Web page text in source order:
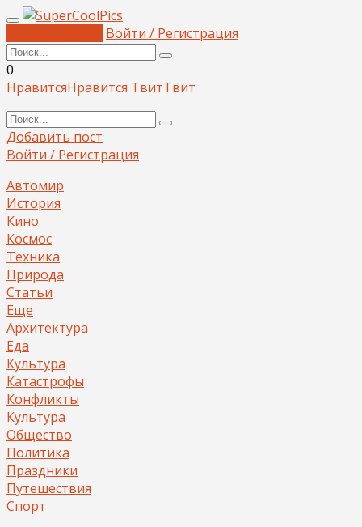
Войти / Регистрация
0
НравитсяНравится ТвитТвит
Добавить пост
Войти / Регистрация
Автомир
История
Кино
Космос
Техника
Природа
Статьи
Еще
Архитектура
Еда
Культура
Катастрофы
Конфликты
Культура
Общество
Политика
Праздники
Путешествия
Спорт